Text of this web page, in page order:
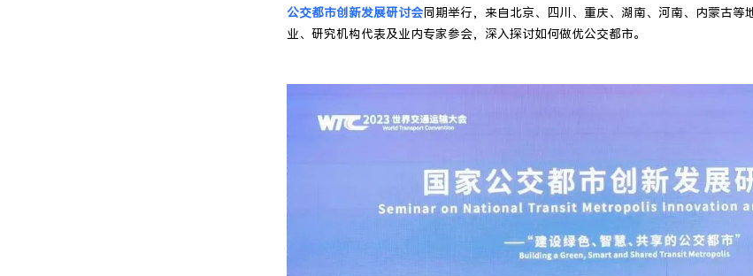
公交都市创新发展研讨会同期举行，来自北京、四川、重庆、湖南、河南、内蒙古等
业、研究机构代表及业内专家参会，深入探讨如何做优公交都市。